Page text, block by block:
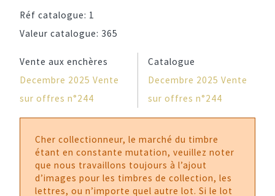
Réf catalogue: 1
Valeur catalogue: 365
Vente aux enchères
Decembre 2025 Vente
sur offres n°244
Catalogue
Decembre 2025 Vente
sur offres n°244
Cher collectionneur, le marché du timbre
étant en constante mutation, veuillez noter
que nous travaillons toujours à l’ajout
d’images pour les timbres de collection, les
lettres, ou n’importe quel autre lot. Si le lot